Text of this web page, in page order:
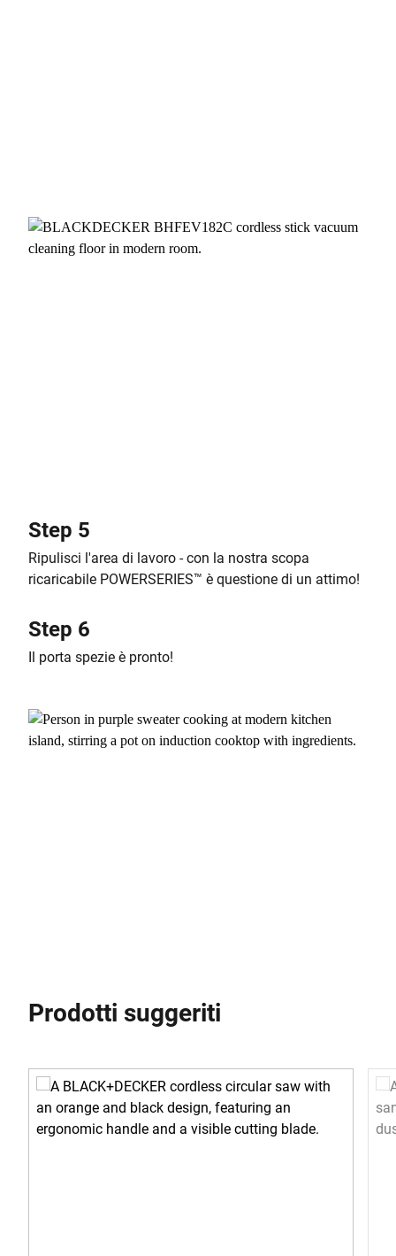
Step 5
Ripulisci l'area di lavoro - con la nostra scopa
ricaricabile POWERSERIES™ è questione di un attimo!
Step 6
Il porta spezie è pronto!
Prodotti suggeriti